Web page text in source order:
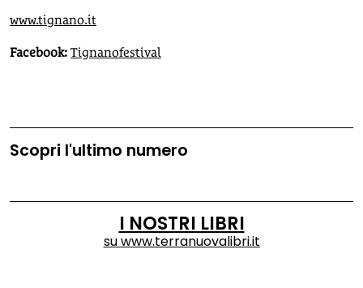
www.tignano.it
Facebook: Tignanofestival
Scopri l'ultimo numero
I NOSTRI LIBRI
suwww.terranuovalibri.it